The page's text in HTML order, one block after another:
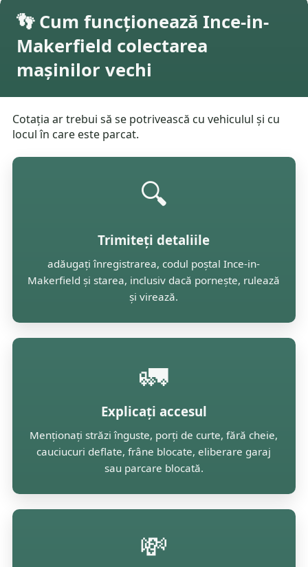
👣 Cum funcționează Ince-in-
Makerfield colectarea
mașinilor vechi
Cotația ar trebui să se potrivească cu vehiculul și cu
locul în care este parcat.
🔍
Trimiteți detaliile
adăugați înregistrarea, codul poștal Ince-in-
Makerfield și starea, inclusiv dacă pornește, rulează
și virează.
🚛
Explicați accesul
Menționați străzi înguste, porți de curte, fără cheie,
cauciucuri deflate, frâne blocate, eliberare garaj
sau parcare blocată.
💸